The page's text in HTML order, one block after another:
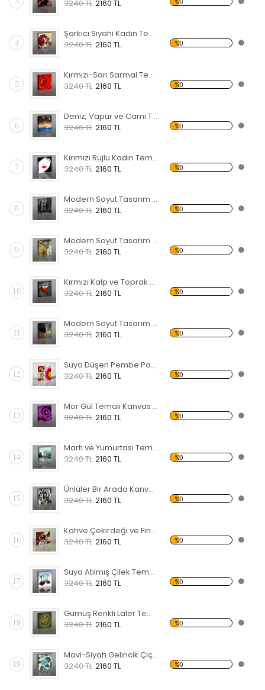
3240 TL 2160 TL %0
4
Şarkıcı Siyahi Kadın Temalı Kanvas Tablo
3240 TL 2160 TL %0
5
Kırmızı-Sarı Sarmal Temalı Kanvas Tablo
3240 TL 2160 TL %0
6
Deniz, Vapur ve Cami Temalı Kanvas Tablo
3240 TL 2160 TL %0
7
Kırımızı Rujlu Kadın Temalı Kanvas Tablo
3240 TL 2160 TL %0
8
Modern Soyut Tasarım 34 Kanvas Tablo
3240 TL 2160 TL %0
9
Modern Soyut Tasarım 33 Kanvas Tablo
3240 TL 2160 TL %0
10
Kırmızı Kalp ve Toprak Temalı Kanvas Tablo
3240 TL 2160 TL %0
11
Modern Soyut Tasarım 32 Kanvas Tablo
3240 TL 2160 TL %0
12
Suya Düşen Pembe Papatyalar Kanvas Tablo
3240 TL 2160 TL %0
13
Mor Gül Temalı Kanvas Tablo
3240 TL 2160 TL %0
14
Martı ve Yumurtası Temalı Kanvas Tablo
3240 TL 2160 TL %0
15
Ünlüler Bir Arada Kanvas Tablo
3240 TL 2160 TL %0
16
Kahve Çekirdeği ve Fincan Temalı Kanvas Tablo
3240 TL 2160 TL %0
17
Suya Atılmış Çilek Temalı Kanvas Tablo
3240 TL 2160 TL %0
18
Gümüş Renkli Laler Temalı Kanvas Tablo
3240 TL 2160 TL %0
19
Mavi-Siyah Gelincik Çiçek Temalı Kanvas Tablo
3240 TL 2160 TL %0